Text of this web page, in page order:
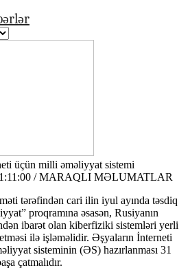
üçün milli əməliyyat sistemi
/ MARAQLI MƏLUMATLAR
tərəfindən cari ilin iyul ayında təsdiq
proqramına əsasən, Rusiyanın
ibarət olan kiberfiziki sistemləri yerli
ilə işləməlidir. Əşyaların İnterneti
sisteminin (ƏS) hazırlanması 31
çatmalıdır.